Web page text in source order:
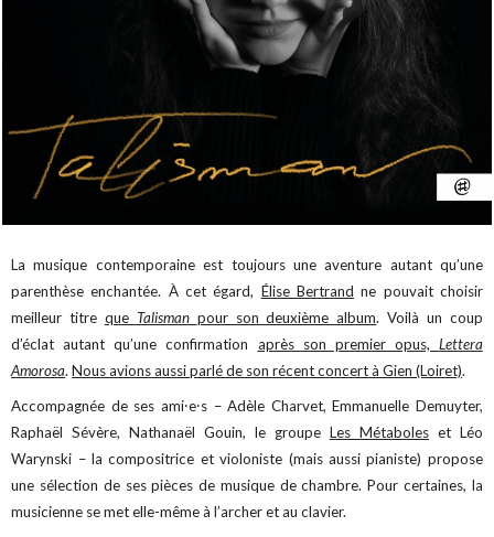
La musique contemporaine est toujours une aventure autant qu’une
parenthèse enchantée. À cet égard, Élise Bertrand ne pouvait choisir
meilleur titre que Talisman pour son deuxième album. Voilà un coup
d’éclat autant qu’une confirmation après son premier opus, Lettera
Amorosa.Nous avions aussi parlé de son récent concert à Gien (Loiret).
Accompagnée de ses ami⸱e⸱s – Adèle Charvet, Emmanuelle Demuyter,
Raphaël Sévère, Nathanaël Gouin, le groupe Les Métaboleset Léo
Warynski – la compositrice et violoniste (mais aussi pianiste) propose
une sélection de ses pièces de musique de chambre. Pour certaines, la
musicienne se met elle-même à l’archer et au clavier.